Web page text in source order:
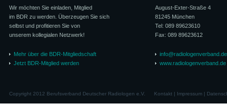
Wir möchten Sie einladen, Mitglied
im BDR zu werden. Überzeugen Sie sich
selbst und profitieren Sie von
unserem kollegialen Netzwerk!
Mehr über die BDR-Mitgliedschaft
Jetzt BDR-Mitglied werden
August-Exter-Straße 4
81245 München
Tel: 089 89623610
Fax: 089 89623612
info@radiologenverband.de
www.radiologenverband.de
Copyright 2012 Berufsverband Deutscher Radiologen e.V. Kontakt| Impressum|